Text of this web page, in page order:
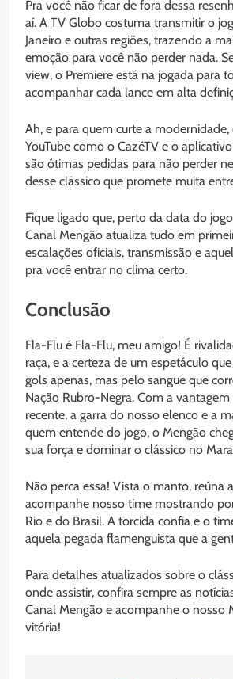
Pra você não ficar de fora dessa
aí. A TV Globo costuma transmitir o
Janeiro e outras regiões, trazendo a
emoção para você não perder nada.
view, o Premiere está na jogada para
acompanhar cada lance em alta
Ah, e para quem curte a modernidade,
YouTube como o CazéTV e o
são ótimas pedidas para não perder
desse clássico que promete muita
Fique ligado que, perto da data do
Canal Mengão atualiza tudo em
escalações oficiais, transmissão e
pra você entrar no clima certo.
Conclusão
Fla-Flu é Fla-Flu, meu amigo! É
raça, e a certeza de um espetáculo
gols apenas, mas pelo sangue que
Nação Rubro-Negra. Com a
recente, a garra do nosso elenco e a
quem entende do jogo, o Mengão
sua força e dominar o clássico no
Não perca essa! Vista o manto, reúna
acompanhe nosso time mostrando
Rio e do Brasil. A torcida confia e o
aquela pegada flamenguista que a
Para detalhes atualizados sobre o
onde assistir, confira sempre as
Canal Mengão e acompanhe o nosso
vitória!